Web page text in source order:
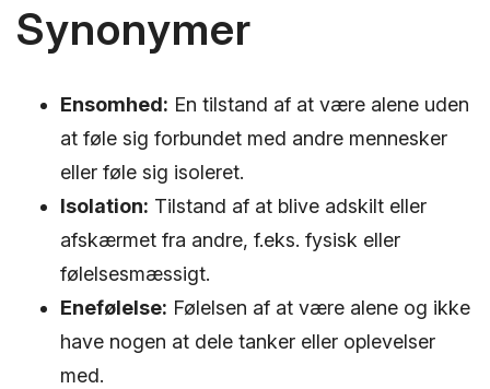
Synonymer
Ensomhed: En tilstand af at være alene uden
at føle sig forbundet med andre mennesker
eller føle sig isoleret.
Isolation: Tilstand af at blive adskilt eller
afskærmet fra andre, f.eks. fysisk eller
følelsesmæssigt.
Enefølelse: Følelsen af at være alene og ikke
have nogen at dele tanker eller oplevelser
med.